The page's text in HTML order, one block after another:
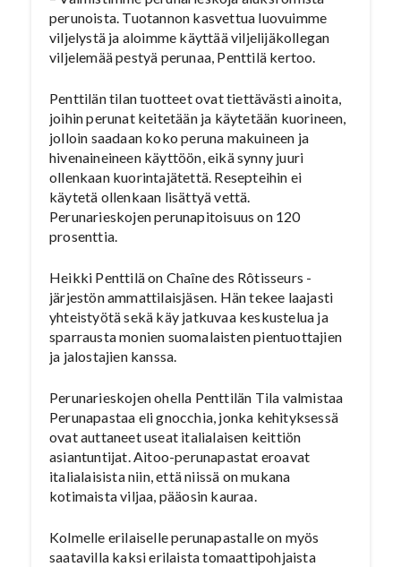
perunoista. Tuotannon kasvettua luovuimme
viljelystä ja aloimme käyttää viljelijäkollegan
viljelemää pestyä perunaa, Penttilä kertoo.
Penttilän tilan tuotteet ovat tiettävästi ainoita,
joihin perunat keitetään ja käytetään kuorineen,
jolloin saadaan koko peruna makuineen ja
hivenaineineen käyttöön, eikä synny juuri
ollenkaan kuorintajätettä. Resepteihin ei
käytetä ollenkaan lisättyä vettä.
Perunarieskojen perunapitoisuus on 120
prosenttia.
Heikki Penttilä on Chaîne des Rôtisseurs -
järjestön ammattilaisjäsen. Hän tekee laajasti
yhteistyötä sekä käy jatkuvaa keskustelua ja
sparrausta monien suomalaisten pientuottajien
ja jalostajien kanssa.
Perunarieskojen ohella Penttilän Tila valmistaa
Perunapastaa eli gnocchia, jonka kehityksessä
ovat auttaneet useat italialaisen keittiön
asiantuntijat. Aitoo-perunapastat eroavat
italialaisista niin, että niissä on mukana
kotimaista viljaa, pääosin kauraa.
Kolmelle erilaiselle perunapastalle on myös
saatavilla kaksi erilaista tomaattipohjaista